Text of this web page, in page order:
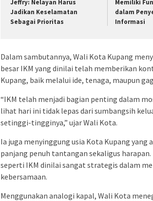
Jeffry: Nelayan Harus
Jadikan Keselamatan
Sebagai Prioritas
Memiliki
dalam
Informasi
Dalam sambutannya, Wali Kota Kupang
besar IKM yang dinilai telah memberikan
Kupang, baik melalui ide, tenaga, maupun
“IKM telah menjadi bagian penting dalam
lihat hari ini tidak lepas dari sumbangsih
setinggi-tingginya,” ujar Wali Kota.
Ia juga menyinggung usia Kota Kupang yang
panjang penuh tantangan sekaligus
seperti IKM dinilai sangat strategis dalam
kebersamaan.
Menggunakan analogi kapal, Wali Kota